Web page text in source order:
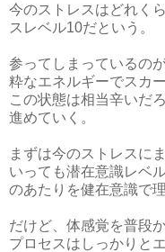
今のストレスはどれく
スレベル10だという。
参ってしまっているの
粋なエネルギーでスカ
この状態は相当辛いだ
進めていく。
まずは今のストレスに
いっても潜在意識レベ
のあたりを健在意識で
だけど、体感覚を普段
プロセスはしっかりと